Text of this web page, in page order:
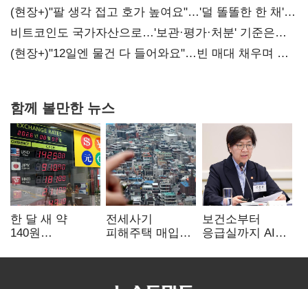
(현장+)"팔 생각 접고 호가 높여요"…'덜 똘똘한 한 채'
20억 키맞추기
비트코인도 국가자산으로…'보관·평가·처분' 기준은
숙제
(현장+)"12일엔 물건 다 들어와요"…빈 매대 채우며 문
함께 볼만한 뉴스
한 달 새 약
140원
엔저'에 원화
전세사기
피해주택 매입
누적 피해자
보건소부터
응급실까지 AI
혁신 본격화